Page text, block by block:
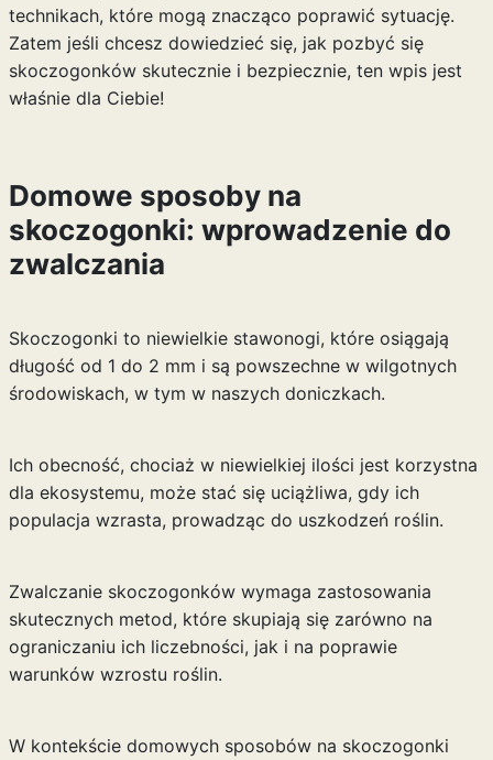
technikach, które mogą znacząco poprawić sytuację.
Zatem jeśli chcesz dowiedzieć się, jak pozbyć się
skoczogonków skutecznie i bezpiecznie, ten wpis jest
właśnie dla Ciebie!
Domowe sposoby na
skoczogonki: wprowadzenie do
zwalczania
Skoczogonki to niewielkie stawonogi, które osiągają
długość od 1 do 2 mm i są powszechne w wilgotnych
środowiskach, w tym w naszych doniczkach.
Ich obecność, chociaż w niewielkiej ilości jest korzystna
dla ekosystemu, może stać się uciążliwa, gdy ich
populacja wzrasta, prowadząc do uszkodzeń roślin.
Zwalczanie skoczogonków wymaga zastosowania
skutecznych metod, które skupiają się zarówno na
ograniczaniu ich liczebności, jak i na poprawie
warunków wzrostu roślin.
W kontekście domowych sposobów na skoczogonki